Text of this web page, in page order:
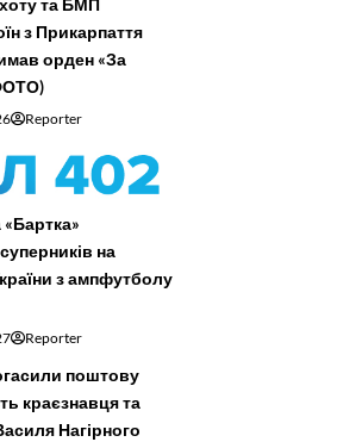
з Прикарпаття
орден «За
Reporter
на
з ампфутболу
Reporter
поштову
краєзнавця та
Нагірного